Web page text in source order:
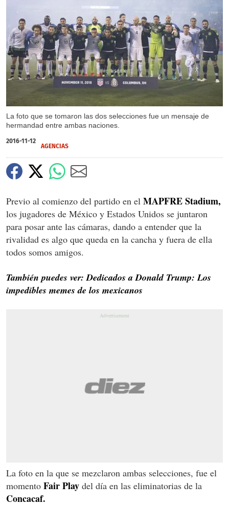
La foto que se tomaron las dos selecciones fue un mensaje de
hermandad entre ambas naciones.
X
2016-11-12
AGENCIAS
Previo al comienzo del partido en el MAPFRE Stadium,
los jugadores de México y Estados Unidos se juntaron
para posar ante las cámaras, dando a entender que la
rivalidad es algo que queda en la cancha y fuera de ella
todos somos amigos.
También puedes ver: Dedicados a Donald Trump: Los
impedibles memes de los mexicanos
La foto en la que se mezclaron ambas selecciones, fue el
momento Fair Play del día en las eliminatorias de la
Concacaf.